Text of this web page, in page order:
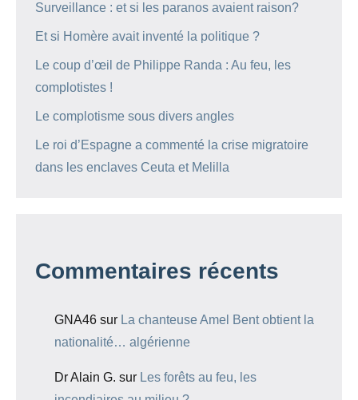
Surveillance : et si les paranos avaient raison?
Et si Homère avait inventé la politique ?
Le coup d’œil de Philippe Randa : Au feu, les
complotistes !
Le complotisme sous divers angles
Le roi d’Espagne a commenté la crise migratoire
dans les enclaves Ceuta et Melilla
Commentaires récents
GNA46 sur La chanteuse Amel Bent obtient la
nationalité… algérienne
Dr Alain G. sur Les forêts au feu, les